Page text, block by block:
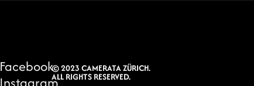
Facebook© 2023 CAMERATA ZÜRICH.
ALL RIGHTS RESERVED.